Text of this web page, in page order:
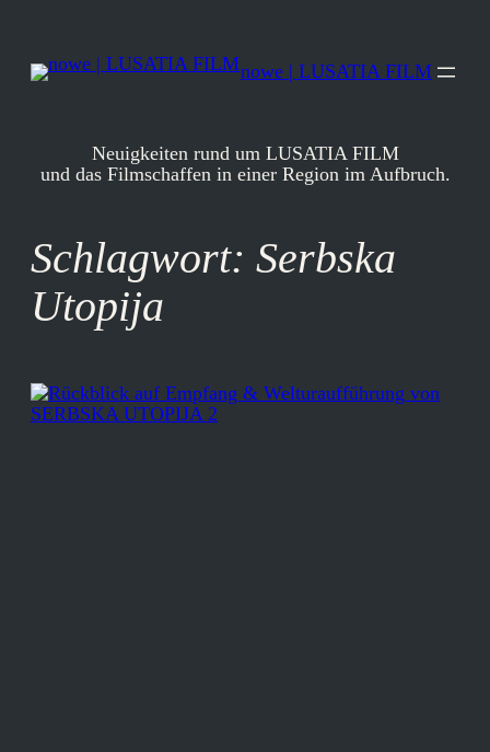
springen
nowe | LUSATIA FILM
Neuigkeiten rund um LUSATIA FILM
und das Filmschaffen in einer Region im Aufbruch.
Schlagwort: Serbska
Utopija